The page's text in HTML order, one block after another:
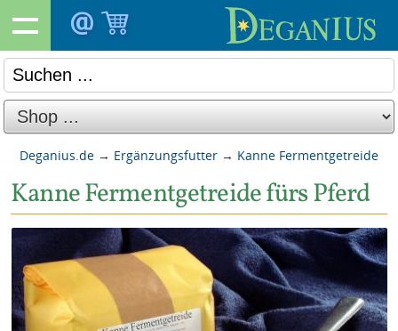
Deganius.de → Ergänzungsfutter → Kanne Fermentgetreide
Kanne Fermentgetreide fürs Pferd